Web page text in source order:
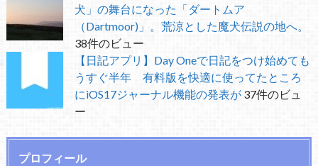
犬」の舞台になった「ダートムア
（Dartmoor)」。荒涼とした魔犬伝説の地へ。
38件のビュー
【日記アプリ】Day Oneで日記をつけ始めても
うすぐ半年 有料版を快適に使ってたところ
にiOS17ジャーナル機能の発表が 37件のビュ
ー
プロフィール